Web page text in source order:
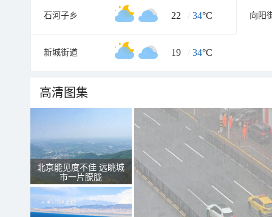
石河子乡 22 / 34°C 向阳
新城街道 19 / 34°C
高清图集
北京能见度不佳 远眺城
市一片朦胧